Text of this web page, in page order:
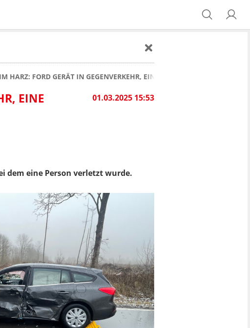
HARZ: FORD GERÄT IN GEGENVERKEHR, EINE PERSON VERLETZT!
01.03.2025 15:53
EINE
dem eine Person verletzt wurde.